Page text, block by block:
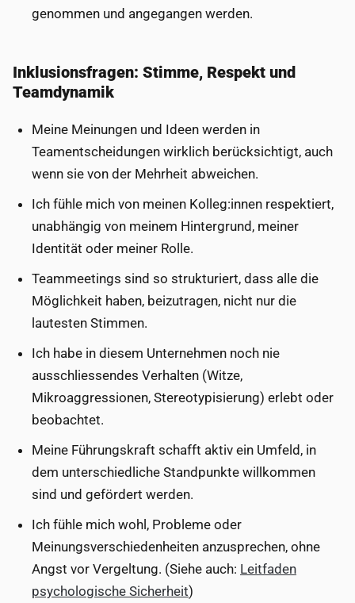
genommen und angegangen werden.
Inklusionsfragen: Stimme, Respekt und
Teamdynamik
Meine Meinungen und Ideen werden in
Teamentscheidungen wirklich berücksichtigt, auch
wenn sie von der Mehrheit abweichen.
Ich fühle mich von meinen Kolleg:innen respektiert,
unabhängig von meinem Hintergrund, meiner
Identität oder meiner Rolle.
Teammeetings sind so strukturiert, dass alle die
Möglichkeit haben, beizutragen, nicht nur die
lautesten Stimmen.
Ich habe in diesem Unternehmen noch nie
ausschliessendes Verhalten (Witze,
Mikroaggressionen, Stereotypisierung) erlebt oder
beobachtet.
Meine Führungskraft schafft aktiv ein Umfeld, in
dem unterschiedliche Standpunkte willkommen
sind und gefördert werden.
Ich fühle mich wohl, Probleme oder
Meinungsverschiedenheiten anzusprechen, ohne
Angst vor Vergeltung. (Siehe auch: Leitfaden
psychologische Sicherheit)